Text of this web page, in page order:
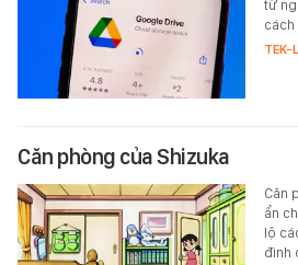
từ
cách
TEK-
Căn phòng của Shizuka
Căn
ẩn
lộ
đình